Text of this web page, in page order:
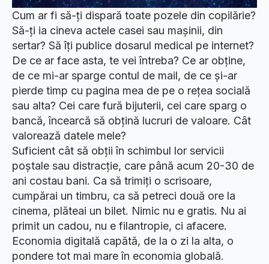
Cum ar fi să-ți dispară toate pozele din copilărie?
Să-ți ia cineva actele casei sau mașinii, din
sertar? Să îți publice dosarul medical pe internet?
De ce ar face asta, te vei întreba? Ce ar obține,
de ce mi-ar sparge contul de mail, de ce și-ar
pierde timp cu pagina mea de pe o rețea socială
sau alta? Cei care fură bijuterii, cei care sparg o
bancă, încearcă să obțină lucruri de valoare. Cât
valorează datele mele?
Suficient cât să obții în schimbul lor servicii
poștale sau distracție, care până acum 20-30 de
ani costau bani. Ca să trimiți o scrisoare,
cumpărai un timbru, ca să petreci două ore la
cinema, plăteai un bilet. Nimic nu e gratis. Nu ai
primit un cadou, nu e filantropie, ci afacere.
Economia digitală capătă, de la o zi la alta, o
pondere tot mai mare în economia globală.